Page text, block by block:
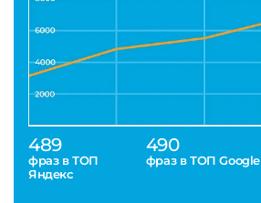
489
фраз в ТОП
Яндекс
490
фраз в ТОП Google